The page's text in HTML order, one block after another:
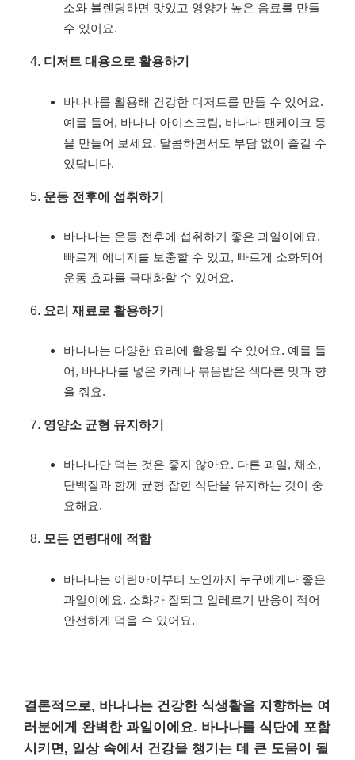
소와 블렌딩하면 맛있고 영양가 높은 음료를 만들
수 있어요.
디저트 대용으로 활용하기
바나나를 활용해 건강한 디저트를 만들 수 있어요.
예를 들어, 바나나 아이스크림, 바나나 팬케이크 등
을 만들어 보세요. 달콤하면서도 부담 없이 즐길 수
있답니다.
운동 전후에 섭취하기
바나나는 운동 전후에 섭취하기 좋은 과일이에요.
빠르게 에너지를 보충할 수 있고, 빠르게 소화되어
운동 효과를 극대화할 수 있어요.
요리 재료로 활용하기
바나나는 다양한 요리에 활용될 수 있어요. 예를 들
어, 바나나를 넣은 카레나 볶음밥은 색다른 맛과 향
을 줘요.
영양소 균형 유지하기
바나나만 먹는 것은 좋지 않아요. 다른 과일, 채소,
단백질과 함께 균형 잡힌 식단을 유지하는 것이 중
요해요.
모든 연령대에 적합
바나나는 어린아이부터 노인까지 누구에게나 좋은
과일이에요. 소화가 잘되고 알레르기 반응이 적어
안전하게 먹을 수 있어요.
결론적으로, 바나나는 건강한 식생활을 지향하는 여
러분에게 완벽한 과일이에요. 바나나를 식단에 포함
시키면, 일상 속에서 건강을 챙기는 데 큰 도움이 될